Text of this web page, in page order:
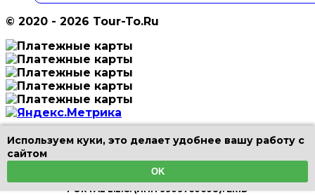
© 2020 - 2026 Tour-To.Ru
Цены и информация на страницах сайта не являются
Информация и цены, включая фотографии, в разделах
PORTAL L.L.C. (ИНН 9909760608). ERID
Используем куки, это делает удобнее вашу работу с
сайтом
OK